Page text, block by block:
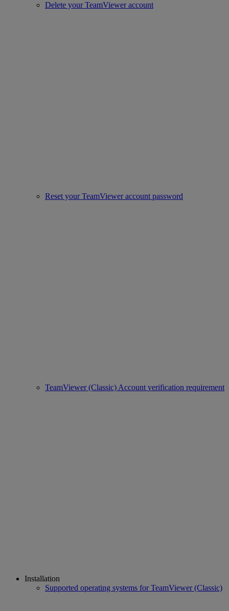
Delete your TeamViewer account
Reset your TeamViewer account password
TeamViewer (Classic) Account verification requirement
Installation
Supported operating systems for TeamViewer (Classic)